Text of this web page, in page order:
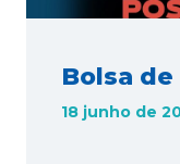
Bolsa
18 junho de